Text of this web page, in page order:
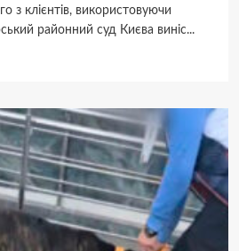
з клієнтів, використовуючи
районний суд Києва виніс...